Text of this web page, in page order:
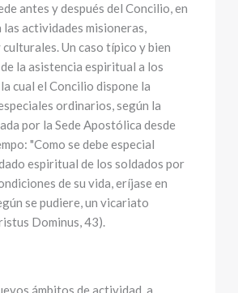
antes y después del Concilio, en
actividades misioneras,
Un caso típico y bien
la asistencia espiritual a los
cual el Concilio dispone la
ordinarios, según la
por la Sede Apostólica desde
"Como se debe especial
espiritual de los soldados por
de su vida, eríjase en
se pudiere, un vicariato
Dominus, 43).
ámbitos de actividad, a